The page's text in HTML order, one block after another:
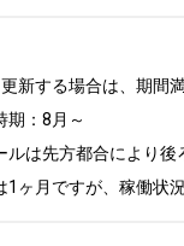
更新する場合は、期間
期：8月～
は先方都合により後
ヶ月ですが、稼働状